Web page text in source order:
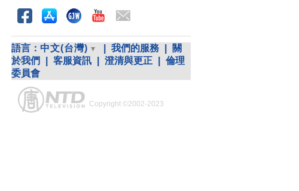
語言： 中文(台灣) 我們的服務
關
於我們
客服資訊 澄清與更正
倫理
委員會
Copyright ©2002-2023